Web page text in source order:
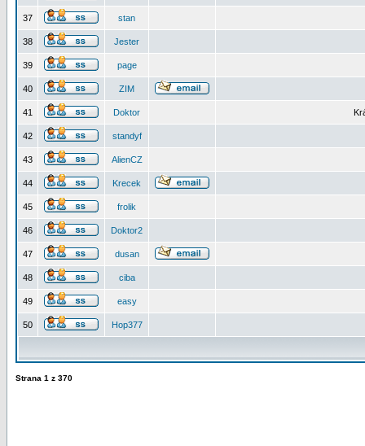
37 stan
38 Jester
39 page
40 ZIM
41 Doktor
42 standyf
43 AlienCZ
44 Krecek
45 frolik
46 Doktor2
47 dusan
48 ciba
49 easy
50 Hop377
Strana 1 z 370